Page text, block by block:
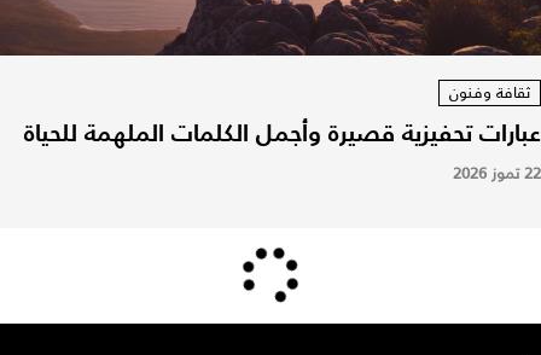
ثقافة وفنون
عبارات تحفيزية قصيرة وأجمل الكلمات الملهمة للحياة
22 تموز 2026